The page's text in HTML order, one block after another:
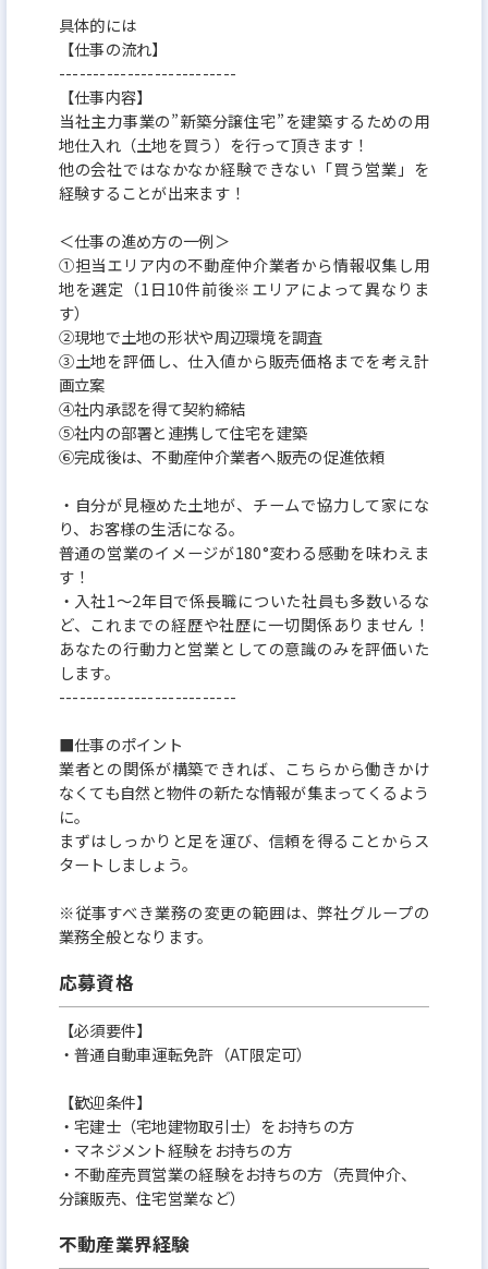
具体的には
【仕事の流れ】
--------------------------
【仕事内容】
当社主力事業の”新築分譲住宅”を建築するための用
地仕入れ（土地を買う）を行って頂きます！
他の会社ではなかなか経験できない「買う営業」を
経験することが出来ます！
＜仕事の進め方の一例＞
①担当エリア内の不動産仲介業者から情報収集し用
地を選定（1日10件前後※エリアによって異なりま
す）
②現地で土地の形状や周辺環境を調査
③土地を評価し、仕入値から販売価格までを考え計
画立案
④社内承認を得て契約締結
⑤社内の部署と連携して住宅を建築
⑥完成後は、不動産仲介業者へ販売の促進依頼
・自分が見極めた土地が、チームで協力して家にな
り、お客様の生活になる。
普通の営業のイメージが180°変わる感動を味わえま
す！
・入社1～2年目で係長職についた社員も多数いるな
ど、これまでの経歴や社歴に一切関係ありません！
あなたの行動力と営業としての意識のみを評価いた
します。
--------------------------
■仕事のポイント
業者との関係が構築できれば、こちらから働きかけ
なくても自然と物件の新たな情報が集まってくるよう
に。
まずはしっかりと足を運び、信頼を得ることからス
タートしましょう。
※従事すべき業務の変更の範囲は、弊社グループの
業務全般となります。
応募資格
【必須要件】
・普通自動車運転免許（AT限定可）
【歓迎条件】
・宅建士（宅地建物取引士）をお持ちの方
・マネジメント経験をお持ちの方
・不動産売買営業の経験をお持ちの方（売買仲介、
分譲販売、住宅営業など）
不動産業界経験